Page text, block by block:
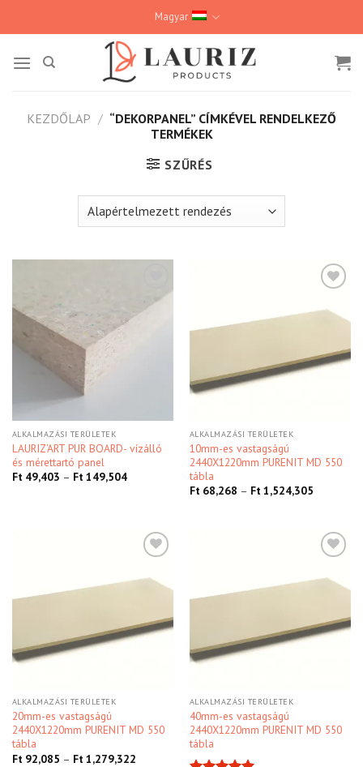
Magyar
KEZDŐLAP / “DEKORPANEL” CÍMKÉVEL RENDELKEZŐ
TERMÉKEK
SZŰRÉS
Kedvencekhez
ALKALMAZÁSI TERÜLETEK
LAURIZ’ART PUR BOARD- vízálló
és mérettartó panel
Ft49,403 – Ft149,504
ALKALMAZÁSI TERÜLETEK
10mm-es vastagságú
2440X1220mm PURENIT MD 550
tábla
Ft68,268 – Ft1,524,305
ALKALMAZÁSI TERÜLETEK
20mm-es vastagságú
2440X1220mm PURENIT MD 550
tábla
Ft 92,085 – Ft 1,279,322
ALKALMAZÁSI TERÜLETEK
40mm-es vastagságú
2440X1220mm PURENIT MD 550
tábla